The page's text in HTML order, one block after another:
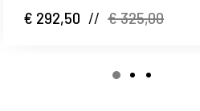
€ 292,50 // € 325,00